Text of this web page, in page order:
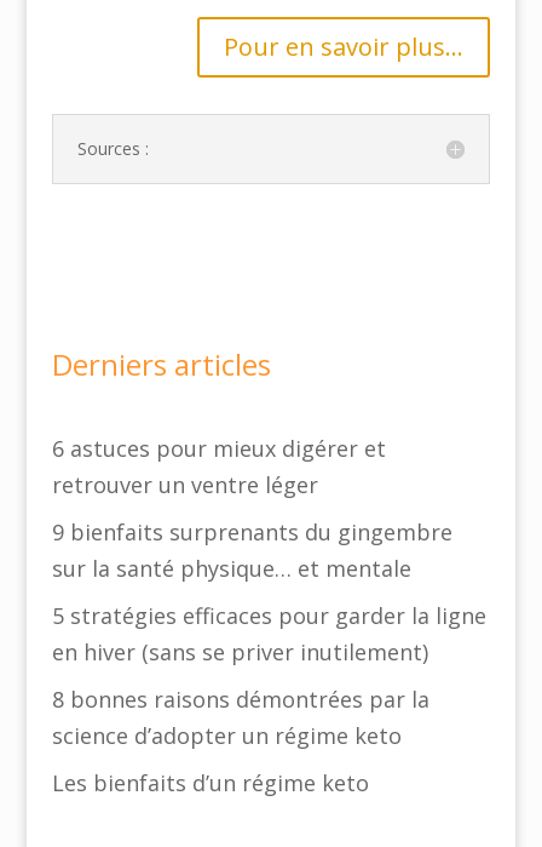
Pour en savoir plus...
Sources :
Derniers articles
6 astuces pour mieux digérer et
retrouver un ventre léger
9 bienfaits surprenants du gingembre
sur la santé physique… et mentale
5 stratégies efficaces pour garder la ligne
en hiver (sans se priver inutilement)
8 bonnes raisons démontrées par la
science d’adopter un régime keto
Les bienfaits d’un régime keto